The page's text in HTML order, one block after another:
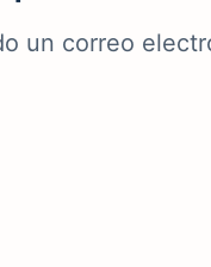
un correo